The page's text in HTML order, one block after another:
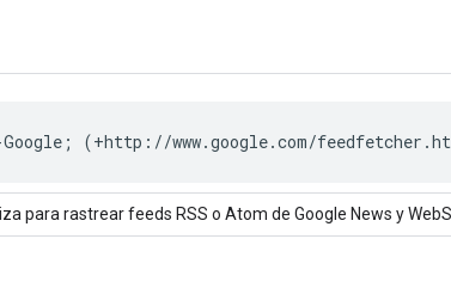
Google; (+http://www.google.com/
para rastrear feeds RSS o Atom de Google News y